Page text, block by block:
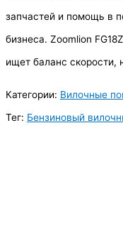
запчастей и помощь в
бизнеса. Zoomlion
ищет баланс скорости,
Категории: Вилочные
Тег: Бензиновый